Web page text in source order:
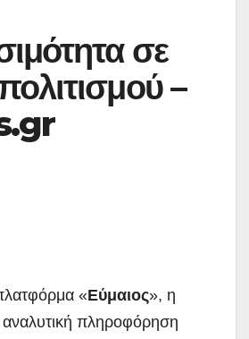
σε
–
«Εύμαιος», η
αναλυτική πληροφόρηση